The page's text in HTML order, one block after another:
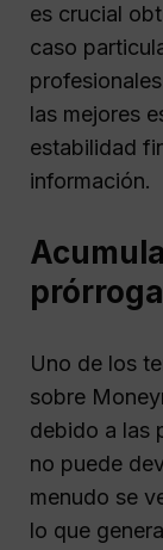
es crucial
caso
las mejores
estabilidad
información.
Uno de los
sobre
debido a las
no puede
menudo se
lo que